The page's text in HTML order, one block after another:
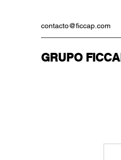
contacto@ficcap.com
GRUPO